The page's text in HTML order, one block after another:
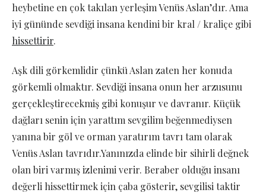
heybetine en çok takılan yerleşim Venüs Aslan’dır. Ama
iyi gününde sevdiği insana kendini bir kral / kraliçe gibi
hissettirir.
Aşk dili görkemlidir çünkü Aslan zaten her konuda
görkemli olmaktır. Sevdiği insana onun her arzusunu
gerçekleştirecekmiş gibi konuşur ve davranır. Küçük
dağları senin için yarattım sevgilim beğenmediysen
yanına bir göl ve orman yaratırım tavrı tam olarak
Venüs Aslan tavrıdır.Yanınızda elinde bir sihirli değnek
olan biri varmış izlenimi verir. Beraber olduğu insanı
değerli hissettirmek için çaba gösterir, sevgilisi taktir